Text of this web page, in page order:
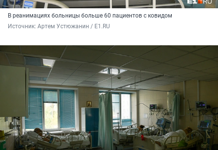
В реанимациях больницы больше 60 пациентов с ковидом
Источник: Артем Устюжанин / E1.RU